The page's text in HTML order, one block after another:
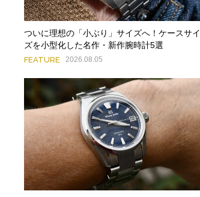
ついに理想の「小ぶり」サイズへ！ケースサイ
ズを小型化した名作・新作腕時計5選
FEATURE 2026.08.05